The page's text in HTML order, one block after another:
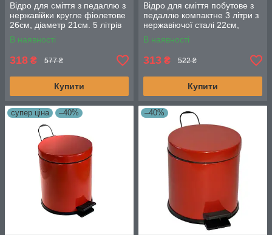
Відро для сміття з педаллю з
нержавійки кругле фіолетове
26см, діаметр 21см. 5 літрів
В наявності
318 ₴ 577 ₴
Купити
Відро для сміття побутове з
педаллю компактне 3 літри з
нержавіючої сталі 22см,
діаметр 21 см
В наявності
313 ₴ 522 ₴
Купити
супер ціна –40% –40%